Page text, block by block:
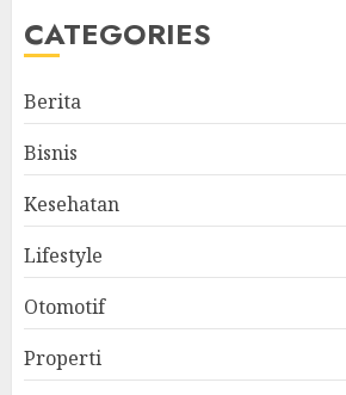
CATEGORIES
Berita
Bisnis
Kesehatan
Lifestyle
Otomotif
Properti